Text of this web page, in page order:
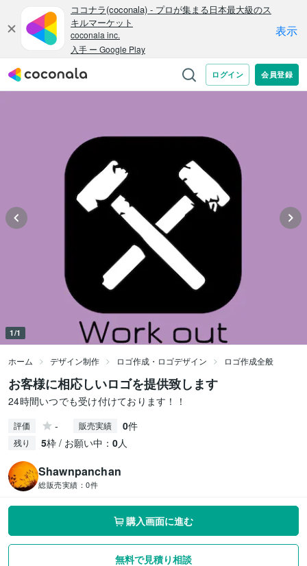
1/1
ホーム デザイン制作 ロゴ作成・ロゴデザイン ロゴ作成全般
お客様に相応しいロゴを提供致します
24時間いつでも受け付けております！！
評価 - 販売実績 0件
残り 5枠 / お願い中： 0人
Shawnpanchan
総販売実績： 0件
購入画面に進む
無料で見積り相談